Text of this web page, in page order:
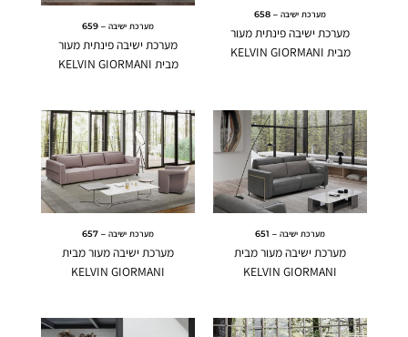
מערכת ישיבה – 658
מערכת ישיבה פינתית מעור
מבית KELVIN GIORMANI
מערכת ישיבה – 659
מערכת ישיבה פינתית מעור
מבית KELVIN GIORMANI
מערכת ישיבה – 651
מערכת ישיבה מעור מבית
KELVIN GIORMANI
מערכת ישיבה – 657
מערכת ישיבה מעור מבית
KELVIN GIORMANI